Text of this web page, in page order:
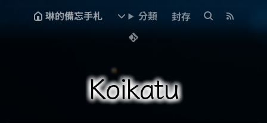
琳的備忘手札 分類 封存
Koikatu